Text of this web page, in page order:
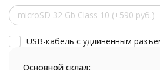
microSD 32 Gb Class 10 (+590 руб.)
USB-кабель с удлиненным
Основной склад: